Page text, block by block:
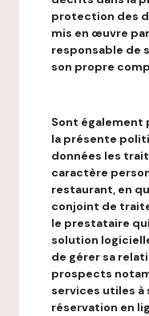
protection des
mis en œuvre
responsable de
son propre
Sont également
la présente
données les
caractère
restaurant, en
conjoint de
le prestataire
solution
de gérer sa
prospects
services utiles à
réservation en